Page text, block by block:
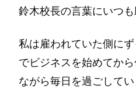
鈴木校長の言葉にいつも
私は雇われていた側に
でビジネスを始めてか
ながら毎日を過ごして